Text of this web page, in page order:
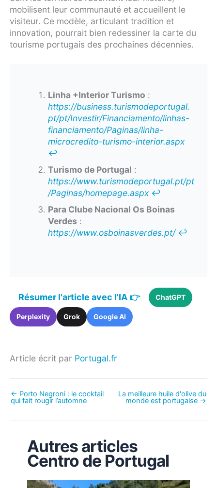
mobilisent leur communauté et accueillent le
visiteur. Ce modèle, articulant tradition et
innovation, pourrait bien redessiner la carte du
tourisme portugais des prochaines décennies.
Linha +Interior Turismo :
https://business.turismodeportugal.
pt/pt/Investir/Financiamento/linhas-
financiamento/Paginas/linha-
microcredito-turismo-interior.aspx
↩︎
Turismo de Portugal :
https://www.turismodeportugal.pt/pt
/Paginas/homepage.aspx ↩︎
Para Clube Nacional Os Boinas
Verdes :
https://www.osboinasverdes.pt/ ↩︎
Résumer l'article avec l'IA 👉 ChatGPT
Perplexity Grok Google AI
Article écrit par Portugal.fr
← Porto Negroni : le cocktail
qui fait rougir l’automne
La meilleure huile d'olive du
monde est portugaise →
Autres articles
Centro de Portugal